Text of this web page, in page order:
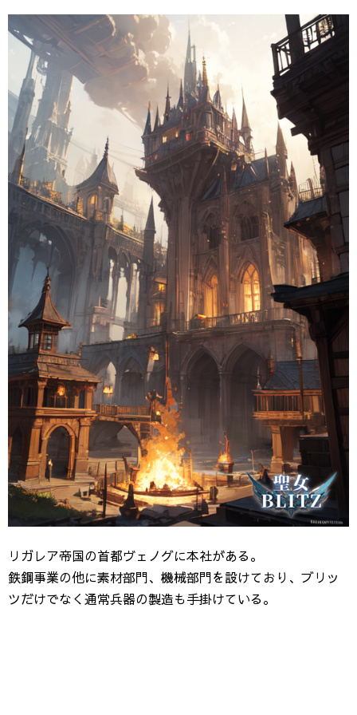
リガレア帝国の首都ヴェノグに本社がある。
鉄鋼事業の他に素材部門、機械部門を設けており、ブリッ
ツだけでなく通常兵器の製造も手掛けている。